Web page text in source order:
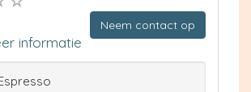
Neem contact op
informatie